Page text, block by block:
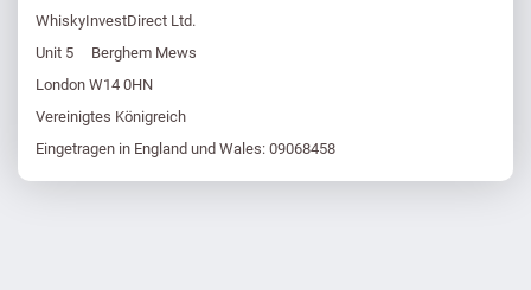
WhiskyInvestDirect Ltd.
Unit 5 Berghem Mews
London W14 0HN
Vereinigtes Königreich
Eingetragen in England und Wales: 09068458